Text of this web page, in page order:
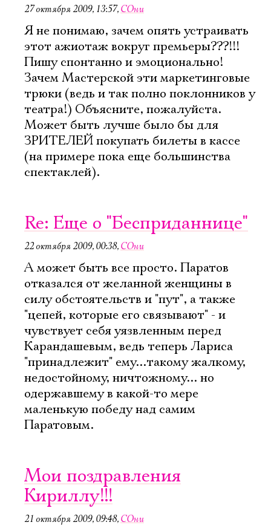
27 октября 2009, 13:57, СОни
Я не понимаю, зачем опять устраивать
этот ажиотаж вокруг премьеры???!!!
Пишу спонтанно и эмоционально!
Зачем Мастерской эти маркетинговые
трюки (ведь и так полно поклонников у
театра!) Объясните, пожалуйста.
Может быть лучше было бы для
ЗРИТЕЛЕЙ покупать билеты в кассе
(на примере пока еще большинства
спектаклей).
Re: Еще о "Бесприданнице"
22 октября 2009, 00:38, СОни
А может быть все просто. Паратов
отказался от желанной женщины в
силу обстоятельств и "пут", а также
"цепей, которые его связывают" - и
чувствует себя уязвленным перед
Карандашевым, ведь теперь Лариса
"принадлежит" ему...такому жалкому,
недостойному, ничтожному... но
одержавшему в какой-то мере
маленькую победу над самим
Паратовым.
Мои поздравления
Кириллу!!!
21 октября 2009, 09:48, СОни